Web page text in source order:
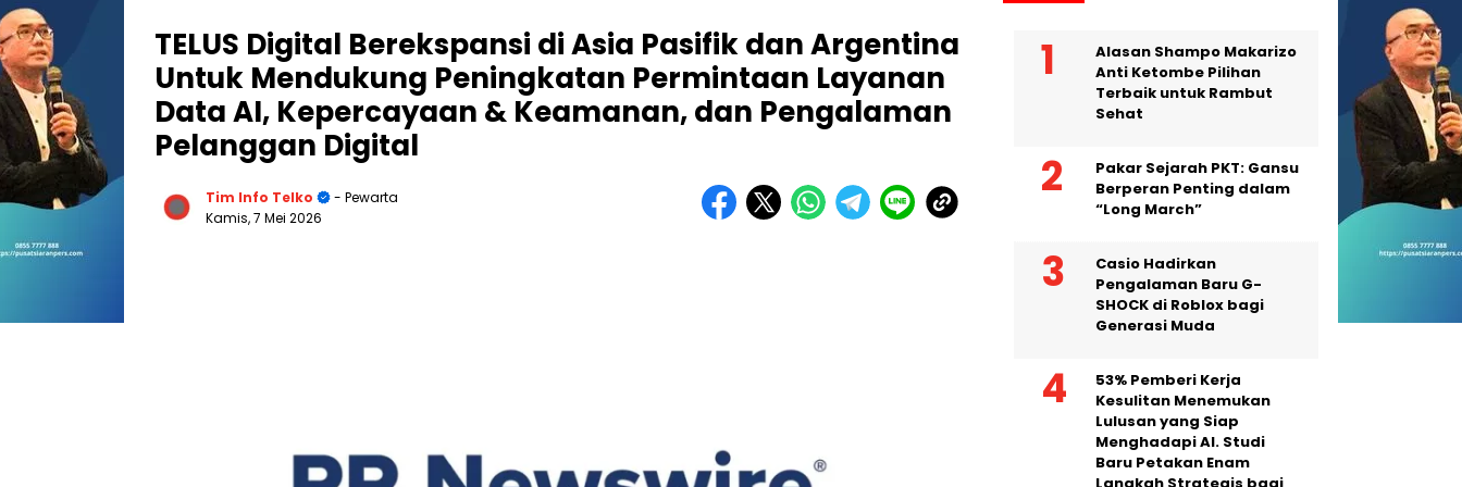
TELUS Digital Berekspansi di Asia Pasifik dan Argentina
Untuk Mendukung Peningkatan Permintaan Layanan
Data AI, Kepercayaan & Keamanan, dan Pengalaman
Pelanggan Digital
Tim Info Telko
- Pewarta
Kamis, 7 Mei 2026
Alasan Shampo Makarizo
Anti Ketombe Pilihan
Terbaik untuk Rambut
Sehat
Pakar Sejarah PKT: Gansu
Berperan Penting dalam
“Long March”
Casio Hadirkan
Pengalaman Baru G-
SHOCK di Roblox bagi
Generasi Muda
53% Pemberi Kerja
Kesulitan Menemukan
Lulusan yang Siap
Menghadapi AI. Studi
Baru Petakan Enam